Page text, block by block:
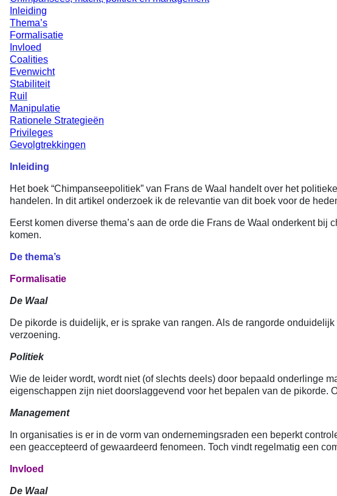
Inleiding
Thema’s
Formalisatie
Invloed
Coalities
Evenwicht
Stabiliteit
Ruil
Manipulatie
Rationele Strategieën
Privileges
Gevolgtrekkingen
Inleiding
Het boek “Chimpanseepolitiek” van Frans de Waal handelt over het
handelen. In dit artikel onderzoek ik de relevantie van dit boek voor de
Eerst komen diverse thema’s aan de orde die Frans de Waal onderkent
komen.
De thema’s
Formalisatie
De Waal
De pikorde is duidelijk, er is sprake van rangen. Als de rangorde
verzoening.
Politiek
Wie de leider wordt, wordt niet (of slechts deels) door bepaald onderlinge
eigenschappen zijn niet doorslaggevend voor het bepalen van de pikorde.
Management
In organisaties is er in de vorm van ondernemingsraden een beperkt
een geaccepteerd of gewaardeerd fenomeen. Toch vindt regelmatig een
Invloed
De Waal